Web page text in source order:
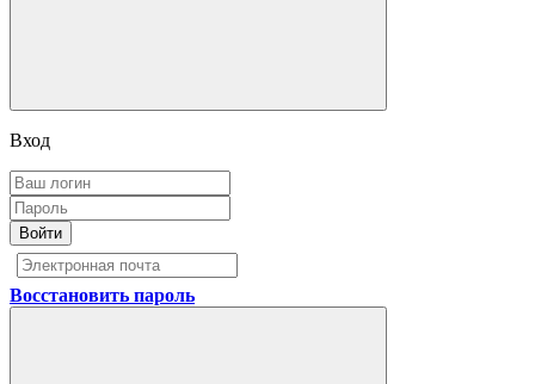
Вход
Войти
Восстановить пароль